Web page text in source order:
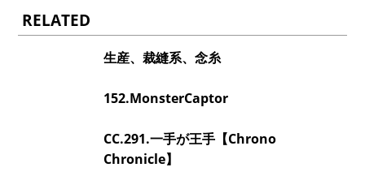
RELATED
生産、裁縫系、念糸
152.MonsterCaptor
CC.291.一手が王手【Chrono
Chronicle】